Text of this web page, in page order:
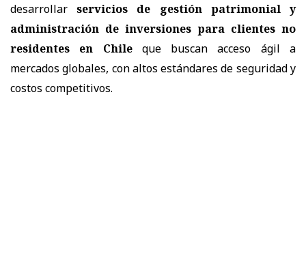
desarrollarservicios de gestión patrimonial y
administración de inversiones para clientes no
residentes en Chileque buscan acceso ágil a
mercados globales, con altos estándares de seguridad y
costos competitivos.